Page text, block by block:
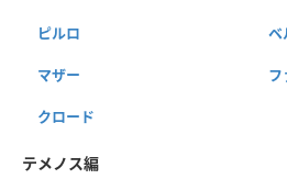
ピルロ ベ
マザー フ
クロード
テメノス編